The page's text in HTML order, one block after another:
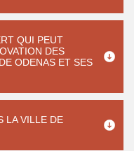
QUI PEUT
DES
ODENAS ET SES
LA VILLE DE